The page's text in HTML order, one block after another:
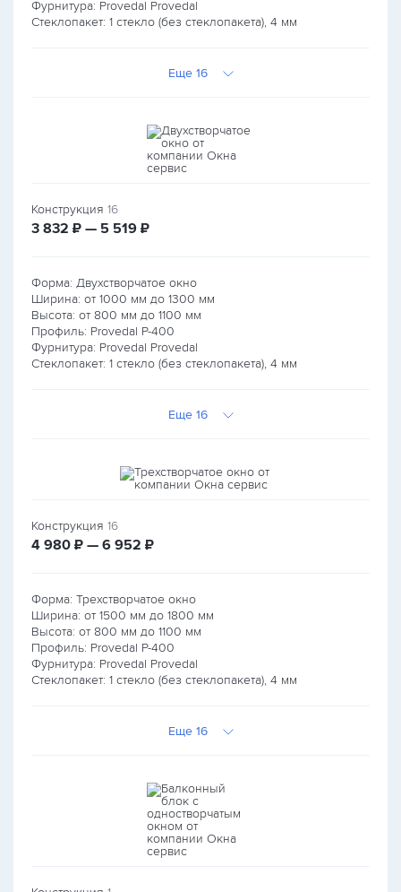
Фурнитура: Provedal Provedal
Стеклопакет: 1 стекло (без стеклопакета), 4 мм
Еще 16
Конструкция 16
3 832 руб.
₽ — 5 519 руб.
₽
Форма: Двухстворчатое окно
Ширина: от 1000 мм до 1300 мм
Высота: от 800 мм до 1100 мм
Профиль: Provedal P-400
Фурнитура: Provedal Provedal
Стеклопакет: 1 стекло (без стеклопакета), 4 мм
Еще 16
Конструкция 16
4 980 руб.
₽ — 6 952 руб.
₽
Форма: Трехстворчатое окно
Ширина: от 1500 мм до 1800 мм
Высота: от 800 мм до 1100 мм
Профиль: Provedal P-400
Фурнитура: Provedal Provedal
Стеклопакет: 1 стекло (без стеклопакета), 4 мм
Еще 16